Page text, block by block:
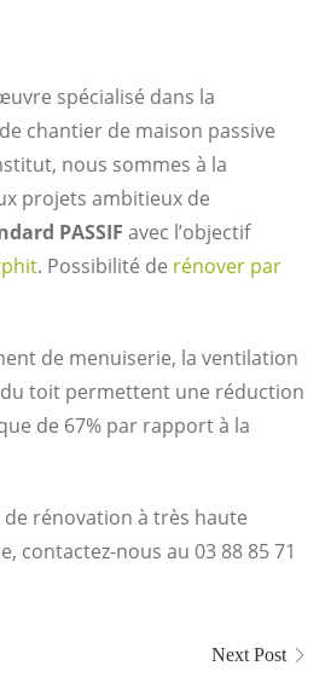
spécialisé dans la
chantier de maison passive
nous sommes à la
projets ambitieux de
PASSIF avec l’objectif
. Possibilité de rénover par
de menuiserie, la ventilation
toit permettent une réduction
de 67% par rapport à la
de rénovation à très haute
contactez-nous au 03 88 85 71
Next Post